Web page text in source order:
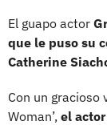
El guapo actor
que le puso su
Catherine
Con un gracioso
Woman’, el